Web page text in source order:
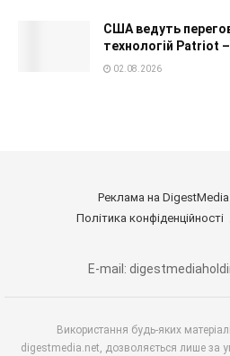
США ведуть
технологій Patriot –
02.08.2026
Реклама на DigestMedia
Політика конфіденційності
E-mail:
Використання будь-яких
digestmedia.net, дозволяється лише за